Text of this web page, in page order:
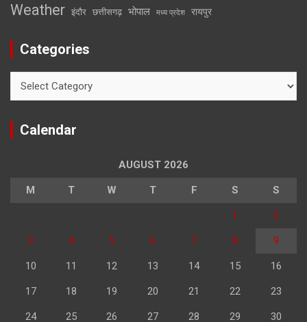
Weather इंदौर छत्तीसगढ़ भोपाल मध्य प्रदेश रायपुर
Categories
Calendar
AUGUST 2026
M T W T F S S
1 2
3 4 5 6 7 8 9
10 11 12 13 14 15 16
17 18 19 20 21 22 23
24 25 26 27 28 29 30